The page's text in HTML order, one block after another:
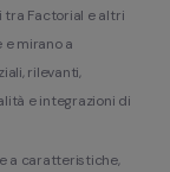
Factorial e altri
mirano a
rilevanti,
e integrazioni di
a caratteristiche,